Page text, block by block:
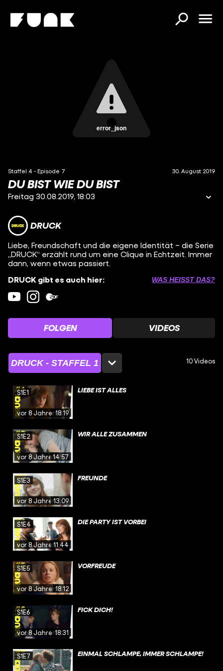
error_json
Staffel 4 - Episode 7 30. August 2019
DU BIST WIE DU BIST
Freitag 30.08.2019, 18:03
DRUCK
Liebe, Freundschaft und die eigene Identität – die Serie
„DRUCK“ erzählt rund um eine Clique in Echtzeit. Immer
dann, wenn etwas passiert.
DRUCK gibt es auch hier:
WAS HEISST DAS?
FOLGEN VIDEOS
DRUCK - STAFFEL 1 10 Videos
vor 8 Jahren18:19
S1E1 LIEBE IST ALLES
vor 8 Jahren14:57
S1E2 WIR ALLE ZUSAMMEN
vor 8 Jahren13:09
S1E3 FREUNDE
vor 8 Jahren11:44
S1E4 DIE PARTY IST VORBEI
vor 8 Jahren18:12
S1E5 VORFREUDE
vor 8 Jahren18:31
S1E6 FICK DICH!
S1E7 EINMAL SCHLAMPE, IMMER SCHLAMPE!